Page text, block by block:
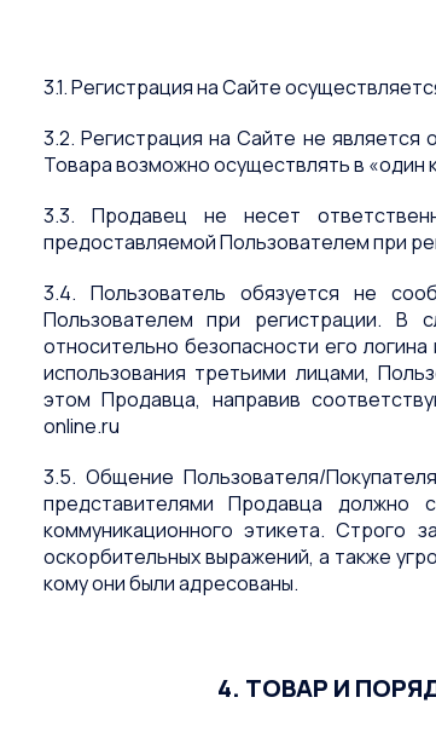
3.1. Регистрация на Сайте
3.2. Регистрация на Сайте не
Товара возможно осуществлять в «один
3.3. Продавец не несет
предоставляемой Пользователем при
3.4. Пользователь обязуется не
Пользователем при регистрации. В
относительно безопасности его
использования третьими лицами,
этом Продавца, направив
online.ru
3.5. Общение Пользователя/
представителями Продавца должно
коммуникационного этикета. Строго
оскорбительных выражений, а также
кому они были адресованы.
4. ТОВАР И